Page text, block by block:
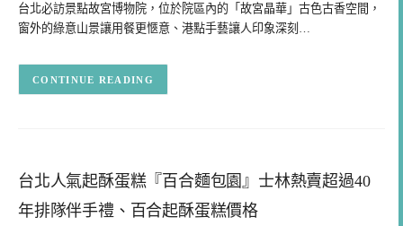
台北必訪景點故宮博物院，位於院區內的「故宮晶華」古色古香空間，
窗外的綠意山景讓用餐更愜意、港點手藝讓人印象深刻…
CONTINUE READING
台北人氣起酥蛋糕『百合麵包園』士林熱賣超過40
年排隊伴手禮、百合起酥蛋糕價格